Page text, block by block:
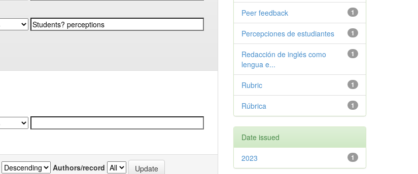
Authors/record
1
Peer feedback
1
Percepciones de estudiantes
1
Redacción de inglés como
lengua e...
1
Rubric
1
Rúbrica
Date issued
1
2023